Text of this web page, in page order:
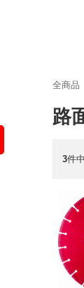
全商品
路
3件